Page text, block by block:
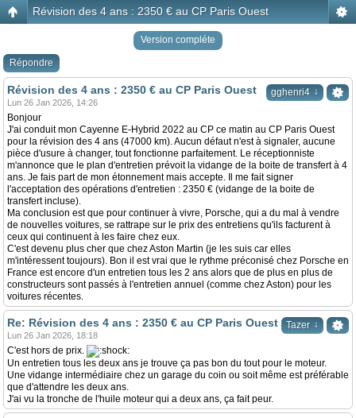
Révision des 4 ans : 2350 € au CP Paris Ouest
Version compléte
Répondre
gghenri4 ↓
Révision des 4 ans : 2350 € au CP Paris Ouest
Lun 26 Jan 2026, 14:26
Bonjour
J'ai conduit mon Cayenne E-Hybrid 2022 au CP ce matin au CP Paris Ouest
pour la révision des 4 ans (47000 km). Aucun défaut n'est à signaler, aucune
pièce d'usure à changer, tout fonctionne parfaitement. Le réceptionniste
m'annonce que le plan d'entretien prévoit la vidange de la boite de transfert à 4
ans. Je fais part de mon étonnement mais accepte. Il me fait signer
l'acceptation des opérations d'entretien : 2350 € (vidange de la boite de
transfert incluse).
Ma conclusion est que pour continuer à vivre, Porsche, qui a du mal à vendre
de nouvelles voitures, se rattrape sur le prix des entretiens qu'ils facturent à
ceux qui continuent à les faire chez eux.
C'est devenu plus cher que chez Aston Martin (je les suis car elles
m'intéressent toujours). Bon il est vrai que le rythme préconisé chez Porsche en
France est encore d'un entretien tous les 2 ans alors que de plus en plus de
constructeurs sont passés à l'entretien annuel (comme chez Aston) pour les
voitures récentes.
Tazer ↓
Re: Révision des 4 ans : 2350 € au CP Paris Ouest
Lun 26 Jan 2026, 18:18
C'est hors de prix.
Un entretien tous les deux ans je trouve ça pas bon du tout pour le moteur.
Une vidange intermédiaire chez un garage du coin ou soit même est préférable
que d'attendre les deux ans.
J'ai vu la tronche de l'huile moteur qui a deux ans, ça fait peur.